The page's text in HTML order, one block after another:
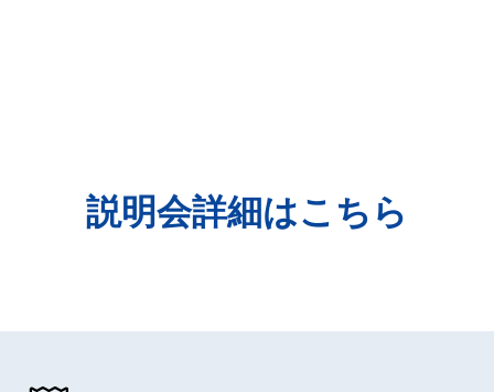
説明会詳細はこちら